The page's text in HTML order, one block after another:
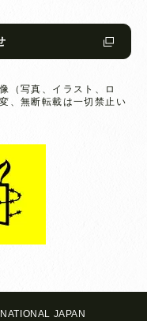
（写真、イラスト、ロ
、無断転載は一切禁止い
JAPAN